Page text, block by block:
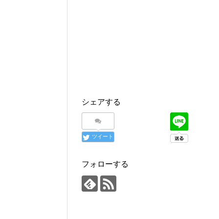
シェアする
ツイート
フォローする